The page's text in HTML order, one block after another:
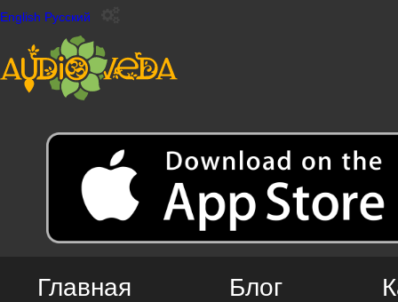
English Русский
Главная Блог